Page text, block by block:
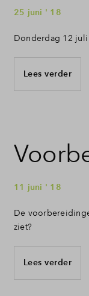
25 juni ' 18
Donderdag 12 juli
Lees verder
11 juni ' 18
De
ziet?
Lees verder